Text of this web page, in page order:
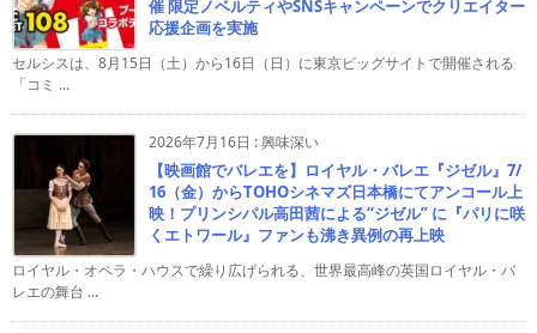
催 限定ノベルティやSNSキャンペーンでクリエイター
応援企画を実施
セルシスは、8月15日（土）から16日（日）に東京ビッグサイトで開催される
「コミ ...
2026年7月16日 :興味深い
【映画館でバレエを】ロイヤル・バレエ『ジゼル』7/
16（金）からTOHOシネマズ日本橋にてアンコール上
映！プリンシパル高田茜による“ジゼル” に『パリに咲
くエトワール』ファンも沸き異例の再上映
ロイヤル・オペラ・ハウスで繰り広げられる、世界最高峰の英国ロイヤル・バ
レエの舞台 ...